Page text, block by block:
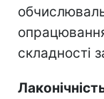
складності